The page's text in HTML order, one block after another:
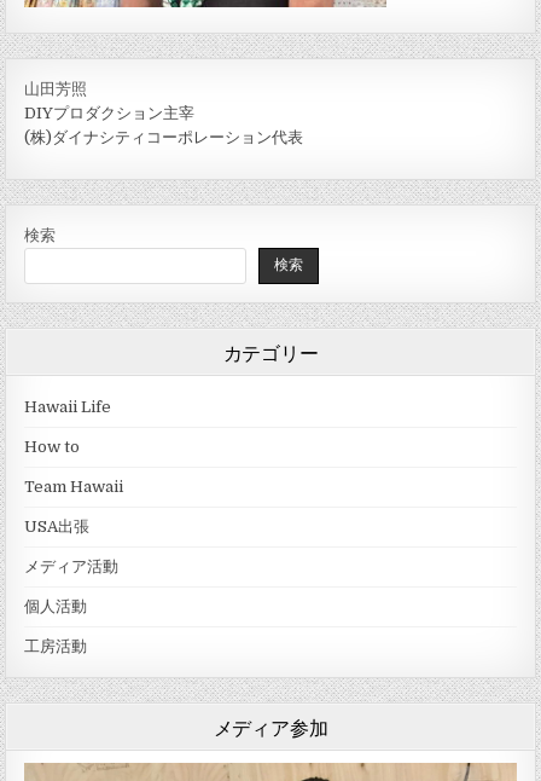
山田芳照
DIYプロダクション主宰
(株)ダイナシティコーポレーション代表
検索
検索
カテゴリー
Hawaii Life
How to
Team Hawaii
USA出張
メディア活動
個人活動
工房活動
メディア参加